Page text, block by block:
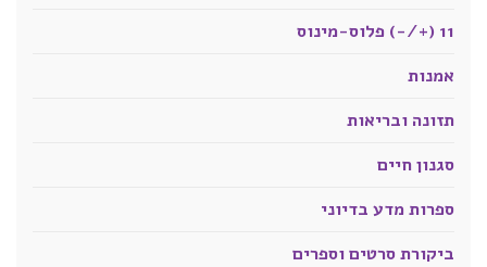
11 (+/-) פלוס-מינוס
אמנות
תזונה ובריאות
סגנון חיים
ספרות מדע בדיוני
ביקורת סרטים וספרים